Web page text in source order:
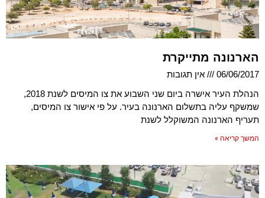
הארנונה מתייקרת
06/06/2017
אין תגובות
הנהלת העיר אישרה ביום שני השבוע את צו המיסים לשנת 2018,
שמשקף עליה בתשלום הארנונה בעיר. על פי אישור צו המיסים,
תעריף הארנונה המשוקלל לשנת
המשך קריאה »